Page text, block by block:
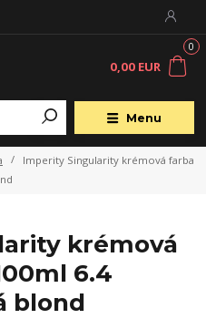
Menu
0
0,00 EUR
Imperity Singularity krémová farba
krémová
6.4
blond